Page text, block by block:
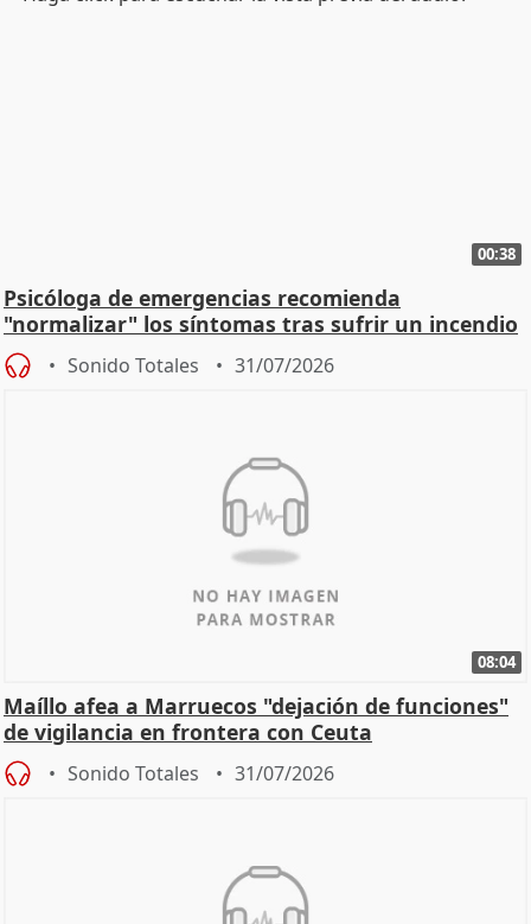
00:38
Psicóloga de emergencias recomienda
"normalizar" los síntomas tras sufrir un incendio
Sonido Totales 31/07/2026
08:04
Maíllo afea a Marruecos "dejación de funciones"
de vigilancia en frontera con Ceuta
Sonido Totales 31/07/2026